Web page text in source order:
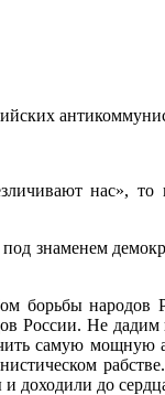
нас»,
знаменем
народов
России. Не
самую
доходили до